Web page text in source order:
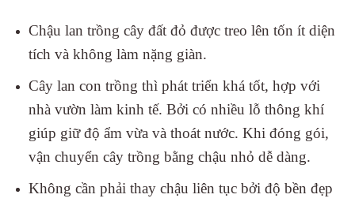
Chậu lan trồng cây đất đỏ được treo lên tốn ít diện
tích và không làm nặng giàn.
Cây lan con trồng thì phát triển khá tốt, hợp với
nhà vườn làm kinh tế. Bởi có nhiều lỗ thông khí
giúp giữ độ ẩm vừa và thoát nước. Khi đóng gói,
vận chuyển cây trồng bằng chậu nhỏ dễ dàng.
Không cần phải thay chậu liên tục bởi độ bền đẹp